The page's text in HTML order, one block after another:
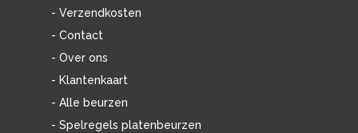
- Verzendkosten
- Contact
- Over ons
- Klantenkaart
- Alle beurzen
- Spelregels platenbeurzen